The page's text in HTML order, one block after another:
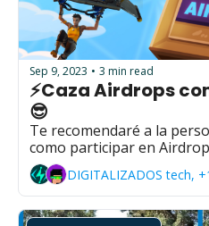
Sep 9, 2023 • 3 min read
⚡Caza Airdrops
😎
Te recomendaré a la
como participar en
DIGITALIZADOS tech,